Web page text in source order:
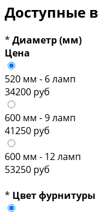
Доступные
* Диаметр (мм)
Цена
520 мм - 6 ламп
34200 руб
600 мм - 9 ламп
41250 руб
600 мм - 12 ламп
53250 руб
* Цвет фурнитуры